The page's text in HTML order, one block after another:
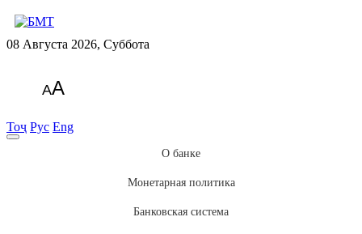
08 Августа 2026, Суббота
AA
Тоҷ Рус Eng
О банке
Монетарная политика
Банковская система